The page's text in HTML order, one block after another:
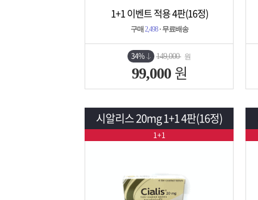
상세보기 담기
1+1 이벤트 적용 4판(16정)
구매 2,498· 무료배송
34% 149,000 원
99,000 원
시알리스 20mg 1+1 4판(16정)
1+1